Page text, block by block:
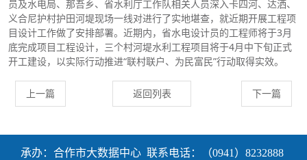
员及水电局、那吾乡、省水利厅工作队相关人员深入卡四河、达洒、
义合尼护村护田河堤现场一线对进行了实地堪查，就近期开展工程项
目设计工作做了安排部署。近期内，省水电设计员的工程师将于3月
底完成项目工程设计，三个村河堤水利工程项目将于4月中下旬正式
开工建设，以实际行动推进“联村联户、为民富民”行动取得实效。
上一篇 返回列表 下一篇
承办：合作市大数据中心 联系电话：（0941）8232888